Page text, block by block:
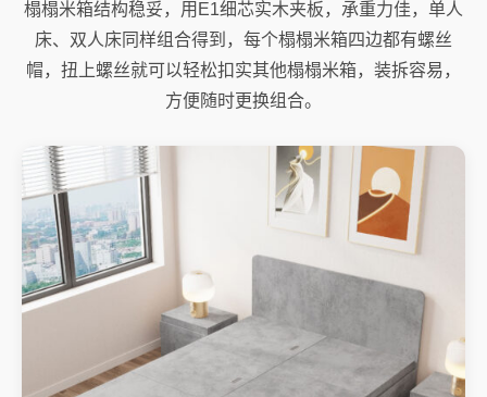
榻榻米箱结构稳妥，用E1细芯实木夹板，承重力佳，单人
床、双人床同样组合得到，每个榻榻米箱四边都有螺丝
帽，扭上螺丝就可以轻松扣实其他榻榻米箱，装拆容易，
方便随时更换组合。